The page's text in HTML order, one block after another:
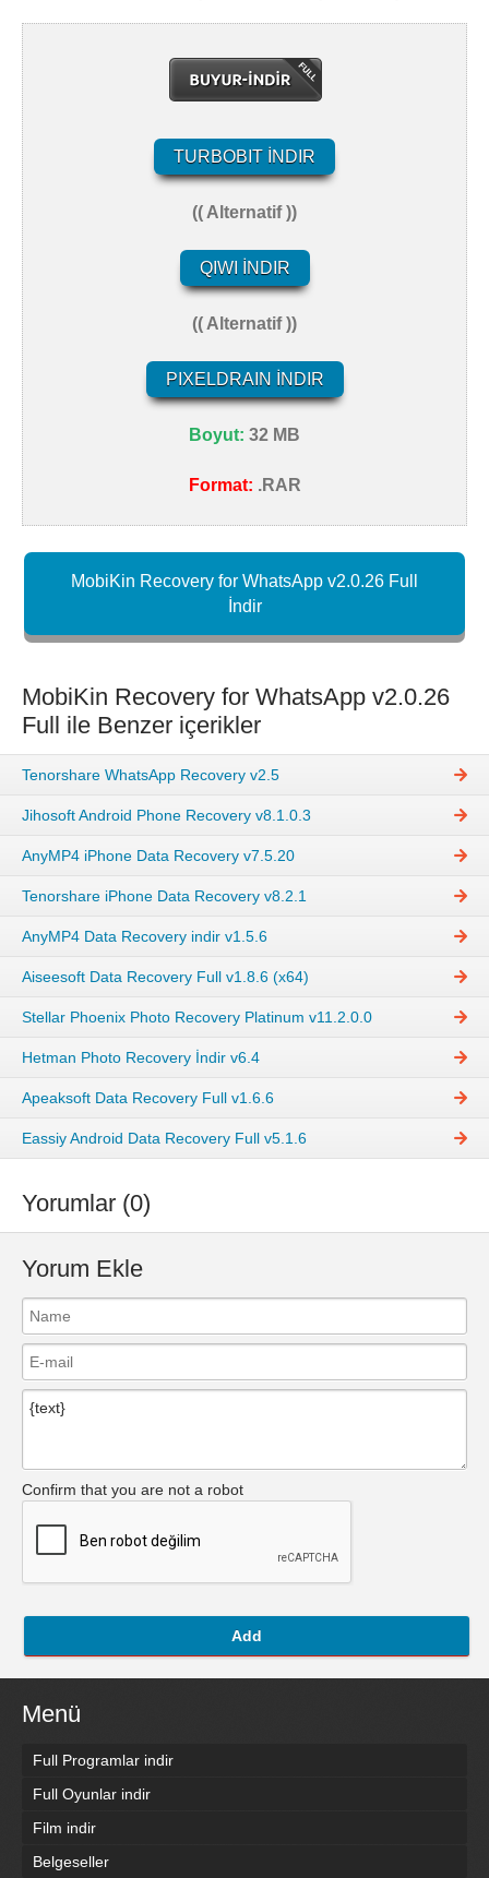
TURBOBIT İNDIR
(( Alternatif ))
QIWI İNDIR
(( Alternatif ))
PIXELDRAIN İNDIR
Boyut: 32 MB
Format: .RAR
MobiKin Recovery for WhatsApp v2.0.26 Full
İndir
MobiKin Recovery for WhatsApp v2.0.26
Full ile Benzer içerikler
Tenorshare WhatsApp Recovery v2.5
Jihosoft Android Phone Recovery v8.1.0.3
AnyMP4 iPhone Data Recovery v7.5.20
Tenorshare iPhone Data Recovery v8.2.1
AnyMP4 Data Recovery indir v1.5.6
Aiseesoft Data Recovery Full v1.8.6 (x64)
Stellar Phoenix Photo Recovery Platinum v11.2.0.0
Hetman Photo Recovery İndir v6.4
Apeaksoft Data Recovery Full v1.6.6
Eassiy Android Data Recovery Full v5.1.6
Yorumlar (0)
Yorum Ekle
Confirm that you are not a robot
Add
Menü
Full Programlar indir
Full Oyunlar indir
Film indir
Belgeseller